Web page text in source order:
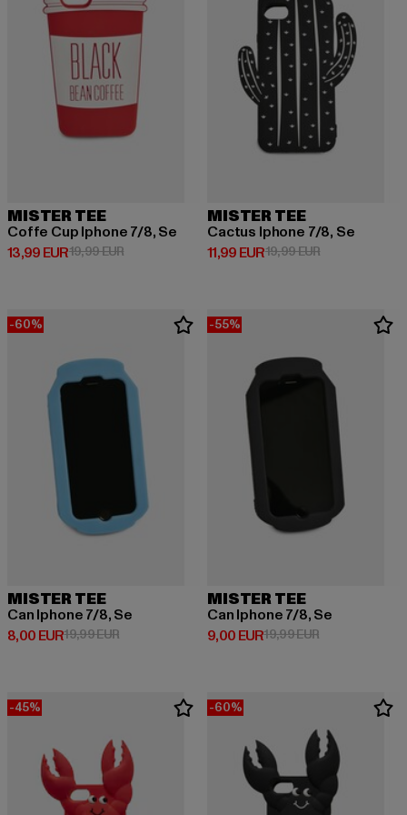
MISTER TEE
Coffe Cup Iphone 7/8, Se
13,99 EUR
Derzeitiger Preis: 13,99 EUR
19,99 EURAktionspreis: 19,99 EUR
MISTER TEE
Cactus Iphone 7/8, Se
11,99 EUR
Derzeitiger Preis: 11,99 EUR
19,99 EURAktionspreis:
-60%
MISTER TEE
Can Iphone 7/8, Se
8,00 EUR
Derzeitiger Preis: 8,00 EUR
19,99 EURAktionspreis: 19,99 EUR
-55%
MISTER TEE
Can Iphone 7/8, Se
9,00 EUR
Derzeitiger Preis: 9,00 EUR
19,99 EURAktionspreis:
-45% -60%